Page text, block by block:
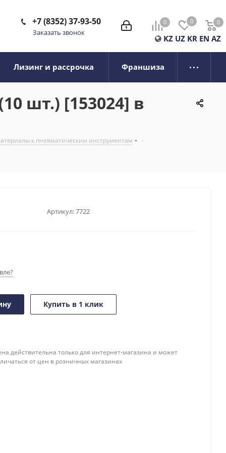
0 0 0
0
KZ UZ KR EN AZ
+7 (8352) 37-93-50
Заказать звонок
Лизинг и рассрочка Франшиза
шт.) [153024] в
к пневматическим инструментам
-
Артикул:7722
Купить в 1 клик
действительна только для интернет-магазина и может
от цен в розничных магазинах